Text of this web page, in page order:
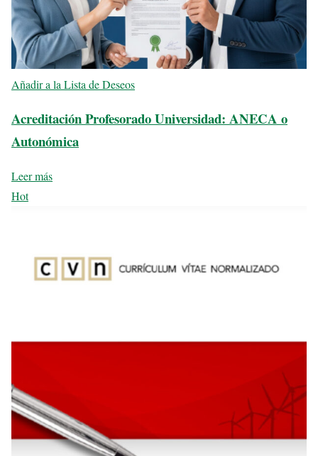
Añadir a la Lista de Deseos
Acreditación Profesorado Universidad: ANECA o
Autonómica
Leer más
Hot